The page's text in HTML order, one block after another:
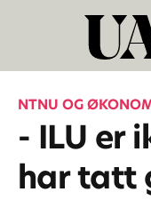
NTNU OG
- ILU er
har tatt